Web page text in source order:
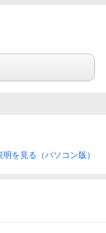
を見る（パソコン版）